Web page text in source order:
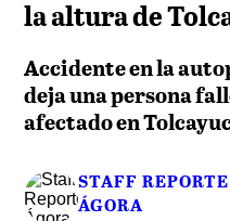
la altura de
Accidente en la
deja una persona
afectado en
STAFF REPORTE
ÁGORA